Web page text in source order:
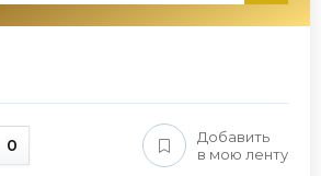
0
Добавить
в мою ленту